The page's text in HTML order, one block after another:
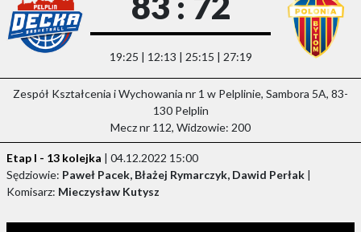
19:25 | 12:13 | 25:15 | 27:19
Zespół Kształcenia i Wychowania nr 1 w Pelplinie, Sambora 5A, 83-
130 Pelplin
Mecz nr 112, Widzowie: 200
Etap I - 13 kolejka | 04.12.2022 15:00
Sędziowie: Paweł Pacek, Błażej Rymarczyk, Dawid Perłak |
Komisarz: Mieczysław Kutysz